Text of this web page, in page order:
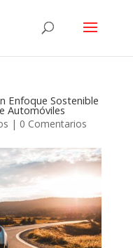
Enfoque Sostenible
Automóviles
| 0 Comentarios